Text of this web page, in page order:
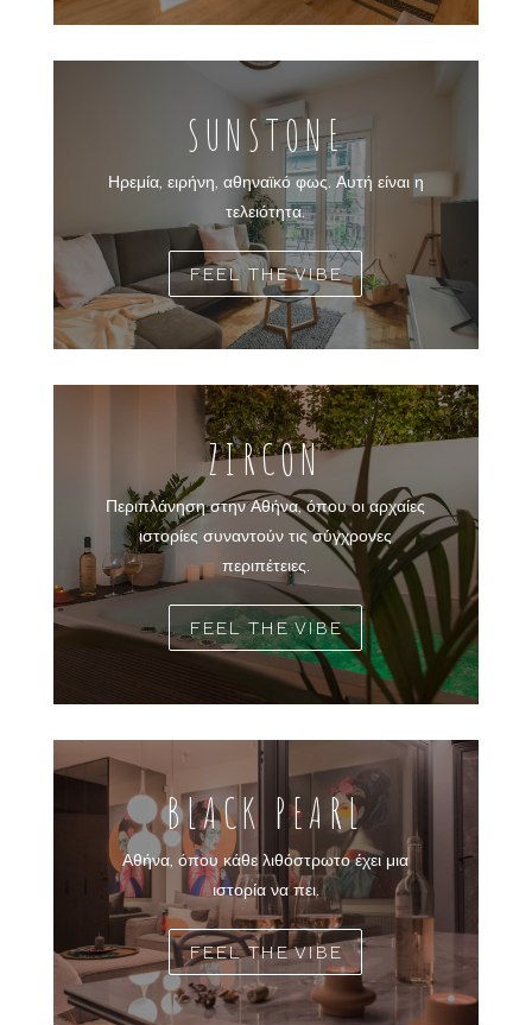
SUNSTONE
Ηρεμία, ειρήνη, αθηναϊκό φως. Αυτή είναι η
τελειότητα.
FEEL THE VIBE
ZIRCON
Περιπλάνηση στην Αθήνα, όπου οι αρχαίες
ιστορίες συναντούν τις σύγχρονες
περιπέτειες.
FEEL THE VIBE
BLACK PEARL
Αθήνα, όπου κάθε λιθόστρωτο έχει μια
ιστορία να πει.
FEEL THE VIBE